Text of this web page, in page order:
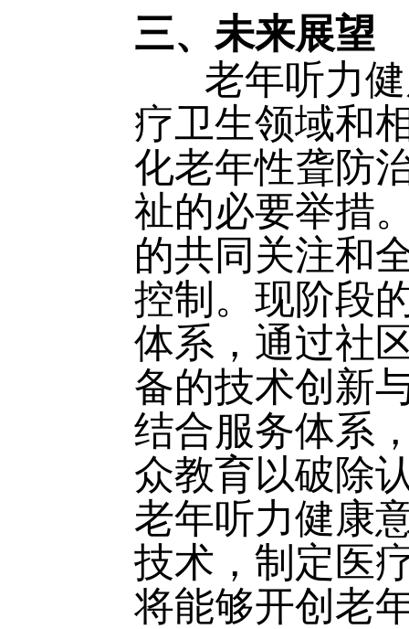
三、未来展望
老年听力健
疗卫生领域和
化老年性聋防
祉的必要举措
的共同关注和
控制。现阶段
体系，通过社
备的技术创新
结合服务体系
众教育以破除
老年听力健康
技术，制定医
将能够开创老